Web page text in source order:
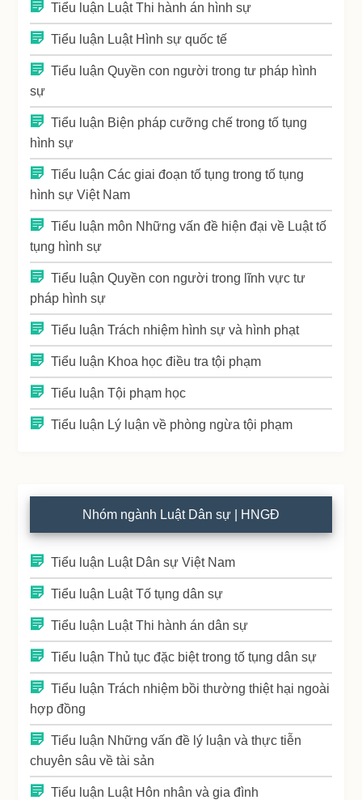
Tiểu luận Luật Thi hành án hình sự
Tiểu luận Luật Hình sự quốc tế
Tiểu luận Quyền con người trong tư pháp hình
sự
Tiểu luận Biện pháp cưỡng chế trong tố tụng
hình sự
Tiểu luận Các giai đoạn tố tụng trong tố tụng
hình sự Việt Nam
Tiểu luận môn Những vấn đề hiện đại về Luật tố
tụng hình sự
Tiểu luận Quyền con người trong lĩnh vực tư
pháp hình sự
Tiểu luận Trách nhiệm hình sự và hình phạt
Tiểu luận Khoa học điều tra tội phạm
Tiểu luận Tội phạm học
Tiểu luận Lý luận về phòng ngừa tội phạm
Nhóm ngành Luật Dân sự | HNGĐ
Tiểu luận Luật Dân sự Việt Nam
Tiểu luận Luật Tố tụng dân sự
Tiểu luận Luật Thi hành án dân sự
Tiểu luận Thủ tục đặc biệt trong tố tụng dân sự
Tiểu luận Trách nhiệm bồi thường thiệt hại ngoài
hợp đồng
Tiểu luận Những vấn đề lý luận và thực tiễn
chuyên sâu về tài sản
Tiểu luận Luật Hôn nhân và gia đình